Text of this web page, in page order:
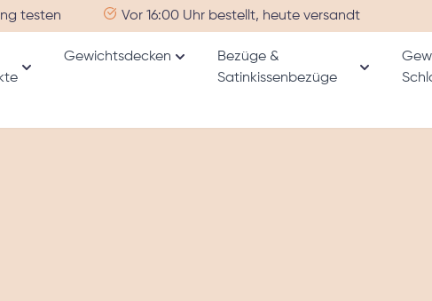
testen Vor 16:00 Uhr bestellt, heute versandt
Untermenü für Kategorie Alle Produkte anzeigen
Gewichtsdecken
Untermenü für Kategorie
Bezüge &
Satinkissenbezüge